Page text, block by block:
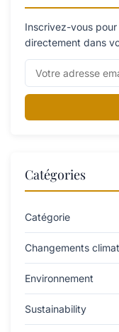
Inscrivez-vous
directement dans
Catégories
Catégorie
Changements
Environnement
Sustainability